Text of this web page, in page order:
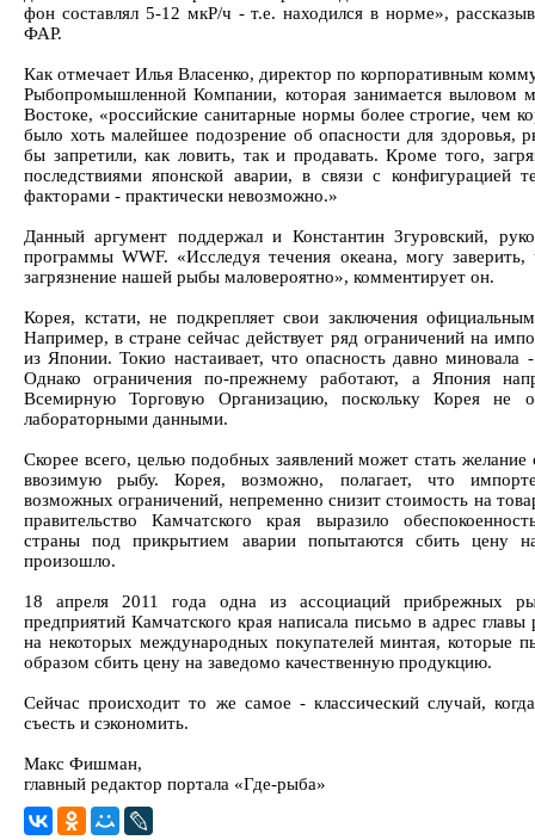
фон составлял 5-12 мкР/ч - т.е. находился в норме»,
ФАР.
Как отмечает Илья Власенко, директор по корпоративным
Рыбопромышленной Компании, которая занимается выловом
Востоке, «российские санитарные нормы более строгие, чем
было хоть малейшее подозрение об опасности для здоровья,
бы запретили, как ловить, так и продавать. Кроме того,
последствиями японской аварии, в связи с конфигурацией
факторами - практически невозможно.»
Данный аргумент поддержал и Константин Згуровский,
программы WWF. «Исследуя течения океана, могу заверить,
загрязнение нашей рыбы маловероятно», комментирует он.
Корея, кстати, не подкрепляет свои заключения
Например, в стране сейчас действует ряд ограничений на
из Японии. Токио настаивает, что опасность давно миновала
Однако ограничения по-прежнему работают, а Япония
Всемирную Торговую Организацию, поскольку Корея не
лабораторными данными.
Скорее всего, целью подобных заявлений может стать
ввозимую рыбу. Корея, возможно, полагает, что
возможных ограничений, непременно снизит стоимость на
правительство Камчатского края выразило
страны под прикрытием аварии попытаются сбить цену
произошло.
18 апреля 2011 года одна из ассоциаций прибрежных
предприятий Камчатского края написала письмо в адрес главы
на некоторых международных покупателей минтая, которые
образом сбить цену на заведомо качественную продукцию.
Сейчас происходит то же самое - классический случай,
съесть и сэкономить.
Макс Фишман,
главный редактор портала «Где-рыба»